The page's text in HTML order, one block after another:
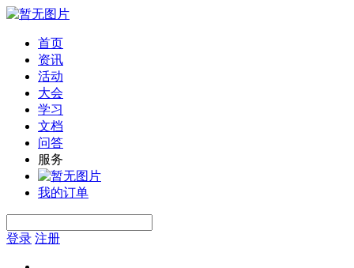
首页
资讯
活动
大会
学习
文档
问答
服务
我的订单
登录 注册